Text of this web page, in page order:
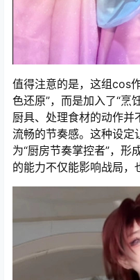
值得注意的是，这组cos
色还原”，而是加入了“烹
厨具、处理食材的动作并
流畅的节奏感。这种设定
为“厨房节奏掌控者”，
的能力不仅能影响战局，